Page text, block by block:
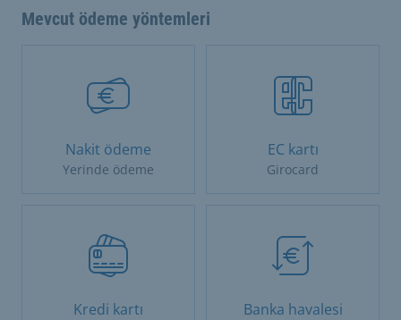
Mevcut ödeme yöntemleri
Nakit ödeme
Yerinde ödeme
EC kartı
Girocard
Kredi kartı Banka havalesi